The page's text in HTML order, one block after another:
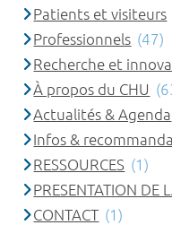
Patients et visiteurs
Professionnels (47)
Recherche et
À propos du CHU
Actualités & Agenda
Infos &
RESSOURCES (1)
PRESENTATION DE
CONTACT (1)